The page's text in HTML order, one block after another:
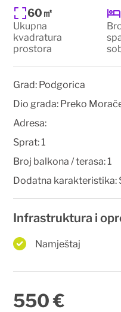
60㎡
Ukupna
kvadratura
prostora
Grad: Podgorica
Dio grada: Preko
Adresa:
Sprat:1
Broj balkona / terasa:1
Dodatna karakteristika:
Infrastruktura i
Namještaj
550 €